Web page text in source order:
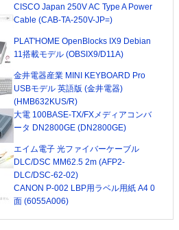
CISCO Japan 250V AC Type A Power
Cable (CAB-TA-250V-JP=)
PLAT'HOME OpenBlocks IX9 Debian
11搭載モデル (OBSIX9/D11A)
金井電器産業 MINI KEYBOARD Pro
USBモデル 英語版 (金井電器)
(HMB632KUS/R)
大電 100BASE-TX/FXメディアコンバ
ータ DN2800GE (DN2800GE)
エイム電子 光ファイバーケーブル
DLC/DSC MM62.5 2m (AFP2-
DLC/DSC-62-02)
CANON P-002 LBP用ラベル用紙 A4 0
面 (6055A006)